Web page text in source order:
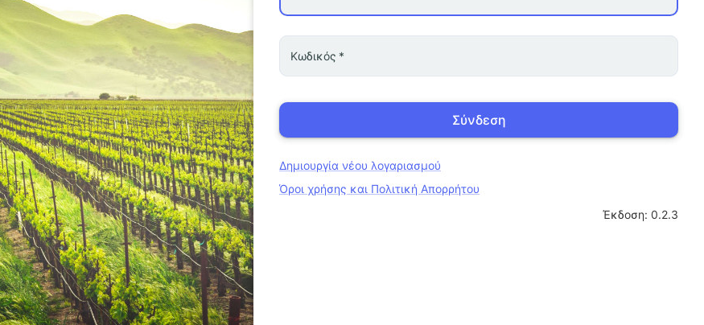
Κωδικός *
Σύνδεση
Δημιουργία νέου λογαριασμού
Όροι χρήσης και Πολιτική Απορρήτου
Έκδοση: 0.2.3